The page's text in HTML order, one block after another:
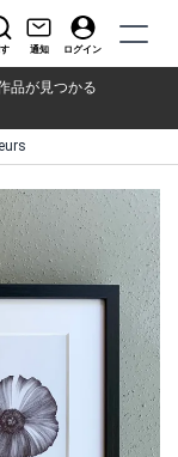
通知 ログイン
品が見つかる